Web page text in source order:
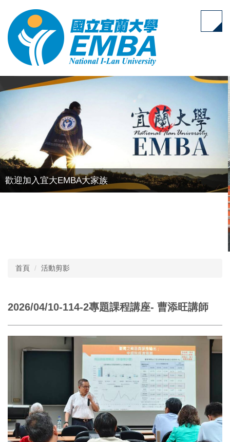
主
要
內
歡迎加入宜大EMBA大家族
首頁 活動剪影
2026/04/10-114-2專題課程講座- 曹添旺講師